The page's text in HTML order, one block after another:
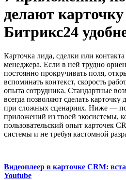
делают
Битрикс24
Карточка лида, сделки или
менеджера. Если в ней трудно
постоянно прокручивать поля,
вспоминать контекст, скорость
опыта сотрудника. Стандартные
всегда позволяют сделать карточку
при сложных сценариях. Ниже —
приложений из твоей экосистемы,
пользовательский опыт карточек
системы и не требуя кастомной
Видеоплеер в карточке CRM:
Youtube